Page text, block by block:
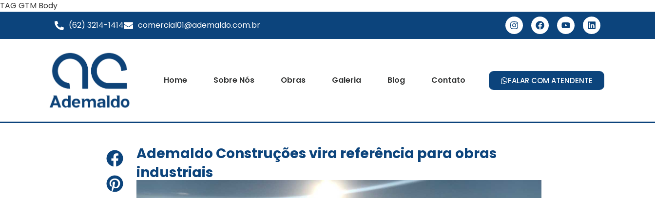
TAG GTM Body
(62) 3214-1414
comercial01@ademaldo.com.br
Home Sobre Nós Obras Galeria Blog Contato FALAR COM ATENDENTE
Ademaldo Construções vira referência para obras
industriais